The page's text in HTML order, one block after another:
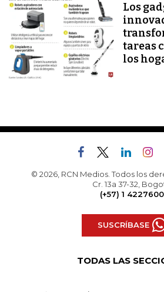
Los
tareas
los
© 2026, RCN Medios. Todos los
Cr. 13a 37-32,
(+57) 1 4227600
SUSCRÍBASE
TODAS LAS